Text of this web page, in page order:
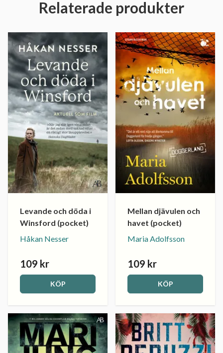
Relaterade produkter
Levande och döda i
Winsford (pocket)
Håkan Nesser
109 kr
KÖP
Mellan djävulen och
havet (pocket)
Maria Adolfsson
109 kr
KÖP